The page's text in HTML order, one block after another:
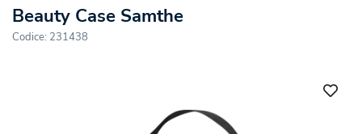
Beauty Case Samthe
Codice: 231438